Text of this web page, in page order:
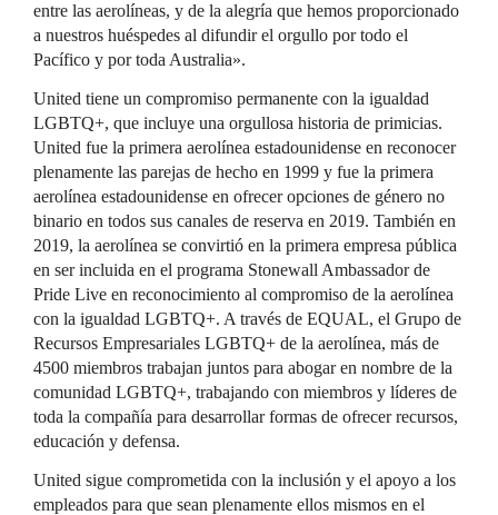
entre las aerolíneas, y de la alegría que hemos proporcionado
a nuestros huéspedes al difundir el orgullo por todo el
Pacífico y por toda Australia».
United tiene un compromiso permanente con la igualdad
LGBTQ+, que incluye una orgullosa historia de primicias.
United fue la primera aerolínea estadounidense en reconocer
plenamente las parejas de hecho en 1999 y fue la primera
aerolínea estadounidense en ofrecer opciones de género no
binario en todos sus canales de reserva en 2019. También en
2019, la aerolínea se convirtió en la primera empresa pública
en ser incluida en el programa Stonewall Ambassador de
Pride Live en reconocimiento al compromiso de la aerolínea
con la igualdad LGBTQ+. A través de EQUAL, el Grupo de
Recursos Empresariales LGBTQ+ de la aerolínea, más de
4500 miembros trabajan juntos para abogar en nombre de la
comunidad LGBTQ+, trabajando con miembros y líderes de
toda la compañía para desarrollar formas de ofrecer recursos,
educación y defensa.
United sigue comprometida con la inclusión y el apoyo a los
empleados para que sean plenamente ellos mismos en el